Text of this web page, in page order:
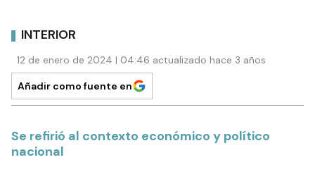
INTERIOR
12 de enero de 2024 | 04:46 actualizado hace 3 años
Añadir como fuente en
Se refirió al contexto económico y político
nacional